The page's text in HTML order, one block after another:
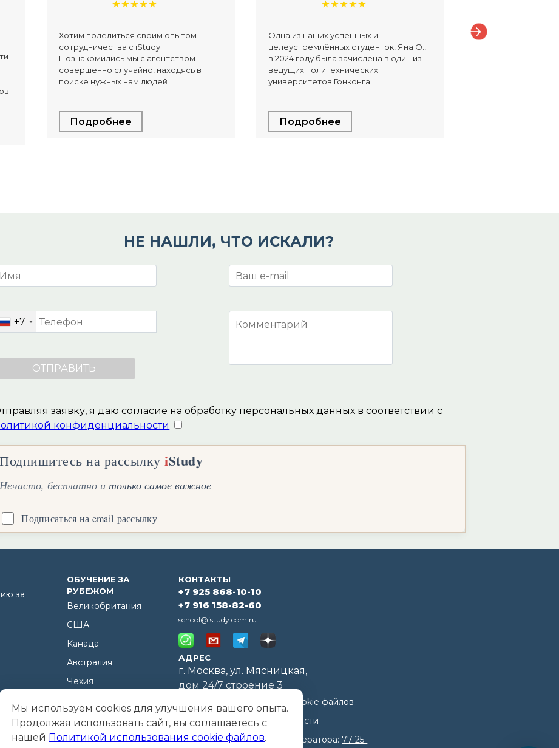
Мы используем cookies для улучшения вашего опыта.
Продолжая использовать сайт, вы соглашаетесь с
нашей Политикой использования cookie файлов.
Хотим поделиться своим опытом
сотрудничества с iStudy.
Познакомились мы с агентством
совершенно случайно, находясь в
поиске нужных нам людей
Подробнее
Одна из наших успешных и
целеустремлённых студенток, Яна О.,
в 2024 году была зачислена в один из
ведущих политехнических
университетов Гонконга
Подробнее
НЕ НАШЛИ, ЧТО ИСКАЛИ?
+7
заявку, я даю согласие на обработку персональных данных в соответствии с
конфиденциальности
Подпишитесь на рассылкуiStudy
Нечасто, бесплатно итолько самое важное
Подписаться на email-рассылку
за
ОБУЧЕНИЕ ЗА
РУБЕЖОМ
Великобритания
США
Канада
Австралия
Чехия
Франция
Испания
КОНТАКТЫ
+7 925 868-10-10
+7 916 158-82-60
school@istudy.com.ru
АДРЕС
г. Москва, ул. Мясницкая,
дом 24/7 строение 3
Политика использования cookie файлов
Политика конфиденциальности
Регистрационный номер оператора: 77-25-